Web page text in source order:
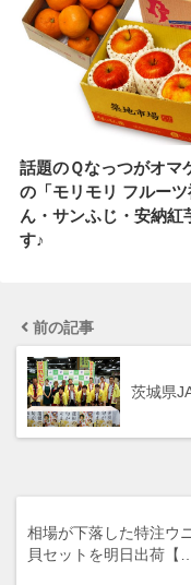
話題のＱなっつがオマ
の「モリモリ フルー
ん・サンふじ・安納紅
す♪
前の記事
茨城県
相場が下落した特注ウ
貝セットを明日出荷【…